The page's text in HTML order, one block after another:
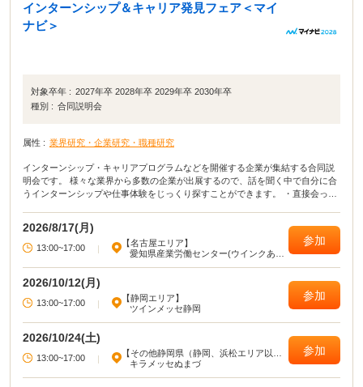
インターンシップ＆キャリア発見フェア＜マイ
ナビ＞
対象卒年 : 2027年卒 2028年卒 2029年卒 2030年卒
種別 : 合同説明会
属性 : 業界研究・企業研究・職種研究
インターンシップ・キャリアプログラムなどを開催する企業が集結する合同説
明会です。 様々な業界から多数の企業が出展するので、話を聞く中で自分に合
うインターンシップや仕事体験をじっくり探すことができます。 ・直接会って
2026/8/17(月)
13:00~17:00 |
【名古屋エリア】
愛知県産業労働センター(ウインクあい
参加
2026/10/12(月)
13:00~17:00 |
【静岡エリア】
ツインメッセ静岡
参加
2026/10/24(土)
13:00~17:00 |
【その他静岡県（静岡、浜松エリア以
外）】
キラメッセぬまづ
参加